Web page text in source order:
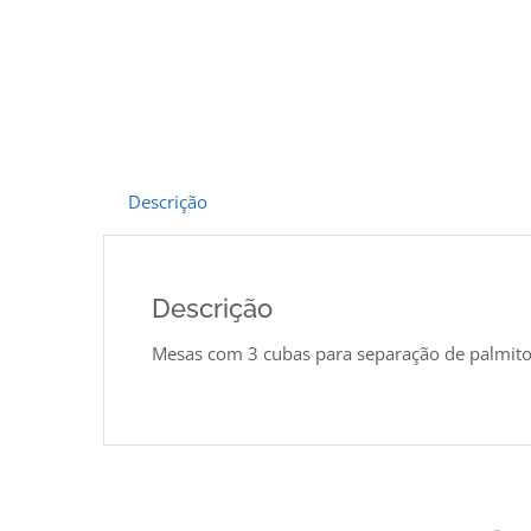
Descrição
Descrição
Mesas com 3 cubas para separação de